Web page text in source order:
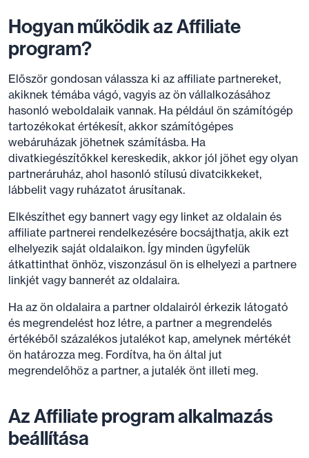
Hogyan működik az Affiliate
program?
Először gondosan válassza ki az affiliate partnereket,
akiknek témába vágó, vagyis az ön vállalkozásához
hasonló weboldalaik vannak. Ha például ön számítógép
tartozékokat értékesít, akkor számítógépes
webáruházak jöhetnek számításba. Ha
divatkiegészítőkkel kereskedik, akkor jól jöhet egy olyan
partneráruház, ahol hasonló stílusú divatcikkeket,
lábbelit vagy ruházatot árusítanak.
Elkészíthet egy bannert vagy egy linket az oldalain és
affiliate partnerei rendelkezésére bocsájthatja, akik ezt
elhelyezik saját oldalaikon. Így minden ügyfelük
átkattinthat önhöz, viszonzásul ön is elhelyezi a partnere
linkjét vagy bannerét az oldalaira.
Ha az ön oldalaira a partner oldalairól érkezik látogató
és megrendelést hoz létre, a partner a megrendelés
értékéből százalékos jutalékot kap, amelynek mértékét
ön határozza meg. Fordítva, ha ön által jut
megrendelőhöz a partner, a jutalék önt illeti meg.
Az Affiliate program alkalmazás
beállítása